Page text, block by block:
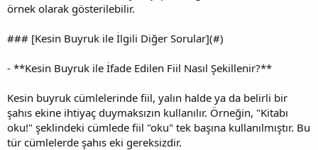
örnek olarak gösterilebilir.
### [Kesin Buyruk ile İlgili Diğer Sorular](#)
- **Kesin Buyruk ile İfade Edilen Fiil Nasıl Şekillenir?**
Kesin buyruk cümlelerinde fiil, yalın halde ya da belirli bir
şahıs ekine ihtiyaç duymaksızın kullanılır. Örneğin, "Kitabı
oku!" şeklindeki cümlede fiil "oku" tek başına kullanılmıştır. Bu
tür cümlelerde şahıs eki gereksizdir.